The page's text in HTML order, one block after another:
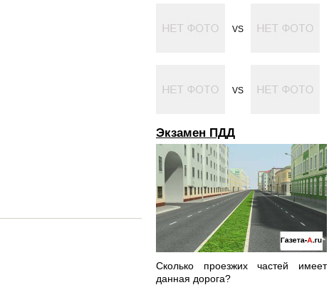
VS
VS
Экзамен ПДД
Сколько проезжих частей имеет
данная дорога?